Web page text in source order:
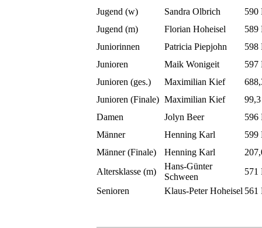
Jugend (w) Sandra Olbrich
590
Jugend (m)
Florian Hoheisel
589
Juniorinnen
Patricia Piepjohn
598
Junioren
Maik Wonigeit
597
Junioren (ges.)
Maximilian Kief
Junioren (Finale) Maximilian Kief
Damen
Jolyn Beer
596
Männer
Henning Karl
599
Männer (Finale)
Henning Karl
Altersklasse (m)
Hans-Günter
Schween
571
Senioren
Klaus-Peter Hoheisel 561